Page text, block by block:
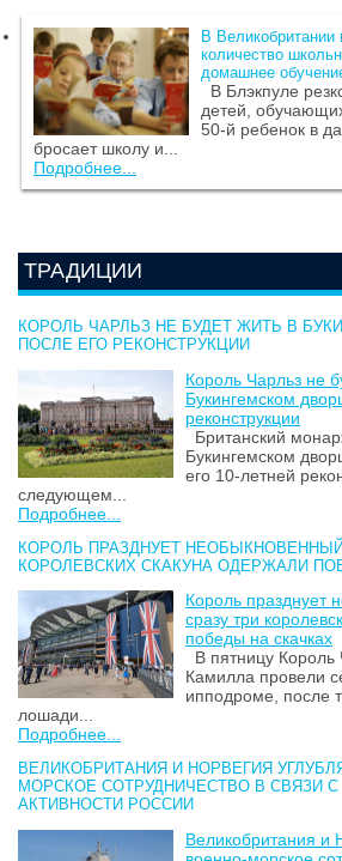
В
количество
домашнее
В Блэкпуле
детей,
50-й ребенок в
бросает школу и...
Подробнее...
ТРАДИЦИИ
КОРОЛЬ ЧАРЛЬЗ НЕ БУДЕТ ЖИТЬ В
ПОСЛЕ ЕГО РЕКОНСТРУКЦИИ
Король Чарльз не
Букингемском
реконструкции
Британский
Букингемском
его 10-летней
следующем...
Подробнее...
КОРОЛЬ ПРАЗДНУЕТ
КОРОЛЕВСКИХ СКАКУНА ОДЕРЖАЛИ
Король празднует
сразу три
победы на скачках
В пятницу Король
Камилла провели
ипподроме, после
лошади...
Подробнее...
ВЕЛИКОБРИТАНИЯ И НОРВЕГИЯ
МОРСКОЕ СОТРУДНИЧЕСТВО В СВЯЗИ
АКТИВНОСТИ РОССИИ
Великобритания и